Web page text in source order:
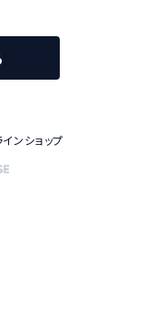
印
ンショップ